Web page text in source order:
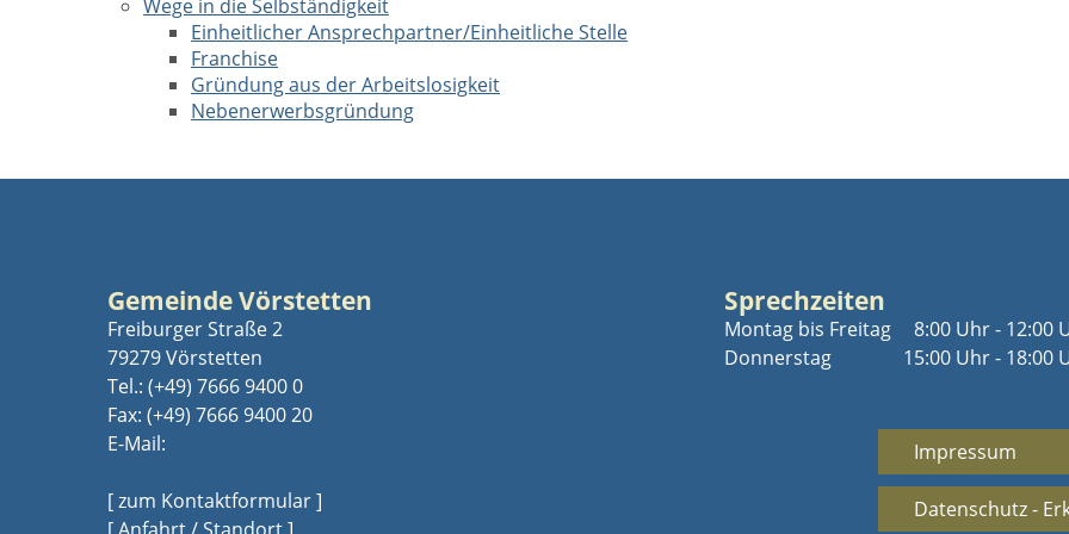
Wege in die Selbständigkeit
Einheitlicher Ansprechpartner/Einheitliche Stelle
Franchise
Gründung aus der Arbeitslosigkeit
Nebenerwerbsgründung
Gemeinde Vörstetten
Freiburger Straße 2
79279 Vörstetten
Tel.: (+49) 7666 9400 0
Fax: (+49) 7666 9400 20
E-Mail:
[ zum Kontaktformular ]
Sprechzeiten
Montag bis Freitag
Donnerstag
8:00 Uhr - 12:00
15:00 Uhr - 18:00
Impressum
Datenschutz -